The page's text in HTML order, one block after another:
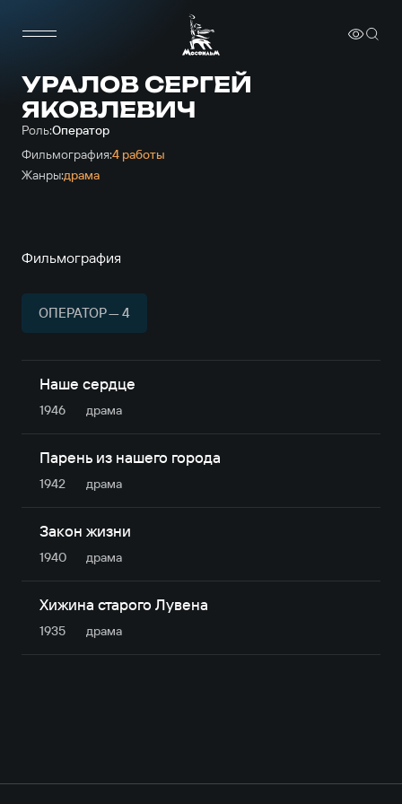
УРАЛОВ СЕРГЕЙ
ЯКОВЛЕВИЧ
Роль:Оператор
Фильмография:4 работы
Жанры:драма
Фильмография
ОПЕРАТОР — 4
Наше сердце
1946 драма
Парень из нашего города
1942 драма
Закон жизни
1940 драма
Хижина старого Лувена
1935 драма